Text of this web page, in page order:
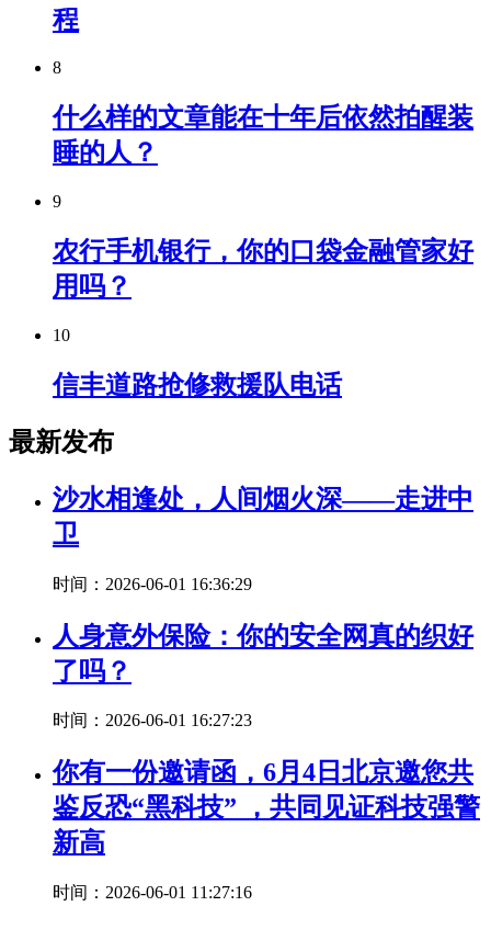
程
8
什么样的文章能在十年后依然拍醒装
睡的人？
9
农行手机银行，你的口袋金融管家好
用吗？
10
信丰道路抢修救援队电话
最新发布
沙水相逢处，人间烟火深——走进中
卫
时间：2026-06-01 16:36:29
人身意外保险：你的安全网真的织好
了吗？
时间：2026-06-01 16:27:23
你有一份邀请函，6月4日北京邀您共
鉴反恐“黑科技” ，共同见证科技强警
新高
时间：2026-06-01 11:27:16